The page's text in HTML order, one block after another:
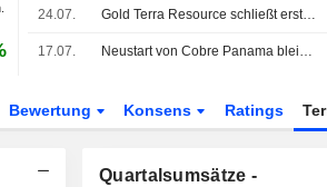
24.07. Gold Terra Resource schließt erste Tranche der Privatplatzierung ab und nimmt 8,75 Mio. C$ ein
17.07. Neustart von Cobre Panama bleibt zentraler Kurstreiber für Franco-Nevada, sagt UBS
Bewertung Konsens Ratings
Quartalsumsätze -